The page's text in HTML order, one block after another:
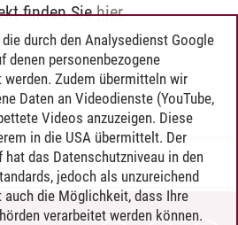
finden Siehier.
durch den Analysedienst Google
denen personenbezogene
Zudem übermitteln wir
Daten an Videodienste (YouTube,
Videos anzuzeigen. Diese
in die USA übermittelt. Der
das Datenschutzniveau in den
jedoch als unzureichend
die Möglichkeit, dass Ihre
verarbeitet werden können.